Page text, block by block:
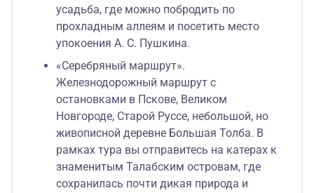
усадьба, где можно побродить по
прохладным аллеям и посетить место
упокоения А. С. Пушкина.
«Серебряный маршрут».
Железнодорожный маршрут с
остановками в Пскове, Великом
Новгороде, Старой Руссе, небольшой, но
живописной деревне Большая Толба. В
рамках тура вы отправитесь на катерах к
знаменитым Талабским островам, где
сохранилась почти дикая природа и